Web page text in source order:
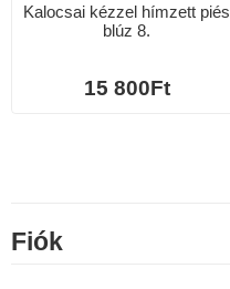
Kalocsai kézzel hímzett piés
blúz 8.
15 800Ft
Fiók